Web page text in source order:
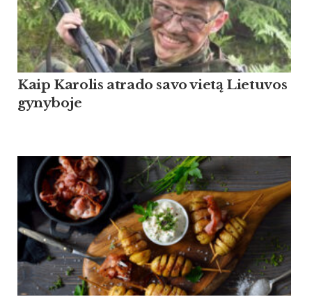
Kaip Ka­ro­lis at­ra­do sa­vo vietą Lie­tu­vos
gy­ny­bo­je